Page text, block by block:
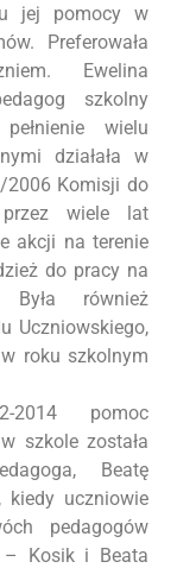
jej pomocy w
Preferowała
Ewelina
szkolny
wielu
działała w
2006 Komisji do
przez wiele lat
akcji na terenie
do pracy na
Była również
Uczniowskiego,
roku szkolnym
pomoc
szkole została
Beatę
kiedy uczniowie
pedagogów
– Kosik i Beata